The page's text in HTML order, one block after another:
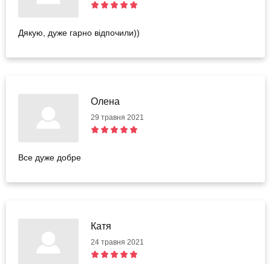
Дякую, дуже гарно відпочили))
Олена
29 травня 2021
Все дуже добре
Катя
24 травня 2021